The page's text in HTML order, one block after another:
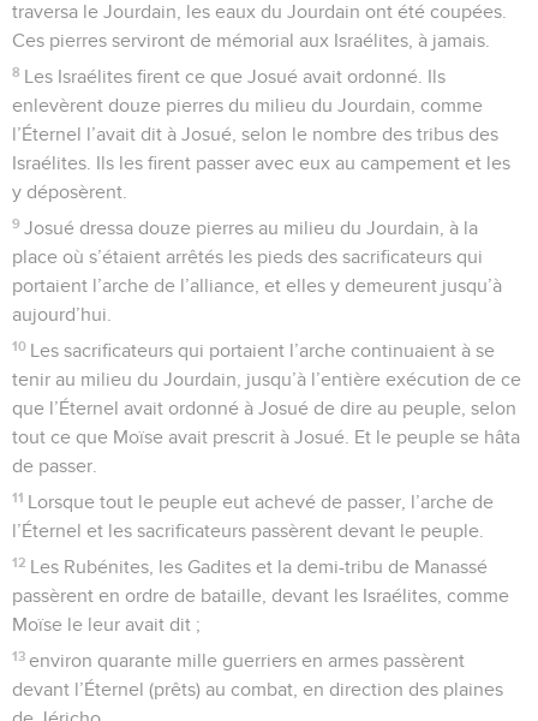
traversa le Jourdain, les eaux du Jourdain ont été coupées.
Ces pierres serviront de mémorial aux Israélites, à jamais.
8 Les Israélites firent ce que Josué avait ordonné. Ils
enlevèrent douze pierres du milieu du Jourdain, comme
l’Éternel l’avait dit à Josué, selon le nombre des tribus des
Israélites. Ils les firent passer avec eux au campement et les
y déposèrent.
9 Josué dressa douze pierres au milieu du Jourdain, à la
place où s’étaient arrêtés les pieds des sacrificateurs qui
portaient l’arche de l’alliance, et elles y demeurent jusqu’à
aujourd’hui.
10 Les sacrificateurs qui portaient l’arche continuaient à se
tenir au milieu du Jourdain, jusqu’à l’entière exécution de ce
que l’Éternel avait ordonné à Josué de dire au peuple, selon
tout ce que Moïse avait prescrit à Josué. Et le peuple se hâta
de passer.
11 Lorsque tout le peuple eut achevé de passer, l’arche de
l’Éternel et les sacrificateurs passèrent devant le peuple.
12 Les Rubénites, les Gadites et la demi-tribu de Manassé
passèrent en ordre de bataille, devant les Israélites, comme
Moïse le leur avait dit ;
13 environ quarante mille guerriers en armes passèrent
devant l’Éternel (prêts) au combat, en direction des plaines